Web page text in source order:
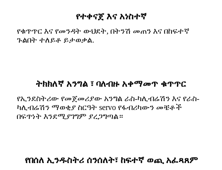
የተቀናጀ እና አነስተኛ
የቁጥጥር እና የመንዳት ውህደት, በትንሽ መጠን እና በከፍተኛ
ጉልበት ተለይቶ ይታወቃል.
ትክክለኛ አንግል ፣ ባለብዙ አቀማመጥ ቁጥጥር
የኢንደስትሪው የመጀመሪያው አንግል ራስ-ካሊብሬሽን እና የራስ-
ካሊብሬሽን ማወቂያ ስርዓት servo የፋብሪካውን መቼቶች
በፍጥነት እንደሚያገግም ያረጋግጣል።
የበሰለ ኢንዱስትሪ ሰንሰለት፣ ከፍተኛ ወጪ አፈጻጸም